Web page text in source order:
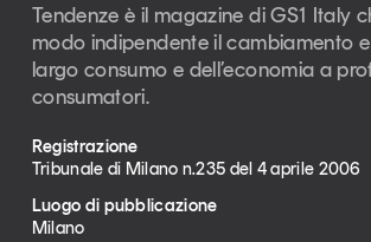
Tendenze è il magazine di GS1 Italy
modo indipendente il cambiamento
largo consumo e dell’economia a
consumatori.
Registrazione
Tribunale di Milano n.235 del 4 aprile 2006
Luogo di pubblicazione
Milano